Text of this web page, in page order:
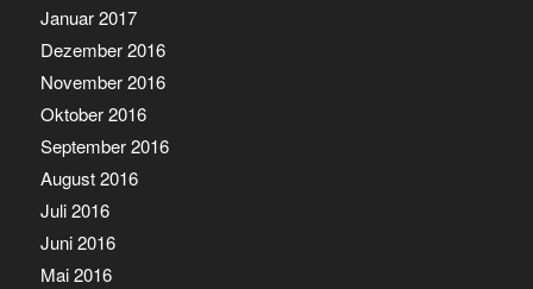
Januar 2017
Dezember 2016
November 2016
Oktober 2016
September 2016
August 2016
Juli 2016
Juni 2016
Mai 2016